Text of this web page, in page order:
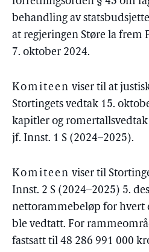
behandling av
at regjeringen Støre la frem
7. oktober 2024.
Komiteen viser til at
Stortingets vedtak 15.
kapitler og
jf. Innst. 1 S (2024–2025).
Komiteen viser til
Innst. 2 S (2024–2025) 5.
nettorammebeløp for hvert
ble vedtatt. For
fastsatt til 48 286 991 000